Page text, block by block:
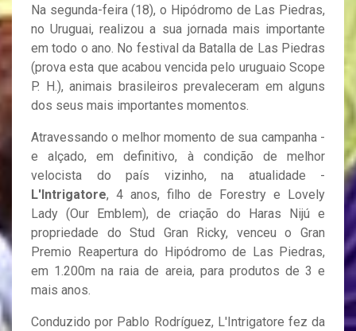
Na segunda-feira (18), o Hipódromo de Las Piedras,
no Uruguai, realizou a sua jornada mais importante
em todo o ano. No festival da Batalla de Las Piedras
(prova esta que acabou vencida pelo uruguaio Scope
P. H.), animais brasileiros prevaleceram em alguns
dos seus mais importantes momentos.
Atravessando o melhor momento de sua campanha -
e alçado, em definitivo, à condição de melhor
velocista do país vizinho, na atualidade -
L'Intrigatore, 4 anos, filho de Forestry e Lovely
Lady (Our Emblem), de criação do Haras Nijú e
propriedade do Stud Gran Ricky, venceu o Gran
Premio Reapertura do Hipódromo de Las Piedras,
em 1.200m na raia de areia, para produtos de 3 e
mais anos.
Conduzido por Pablo Rodríguez, L'Intrigatore fez da